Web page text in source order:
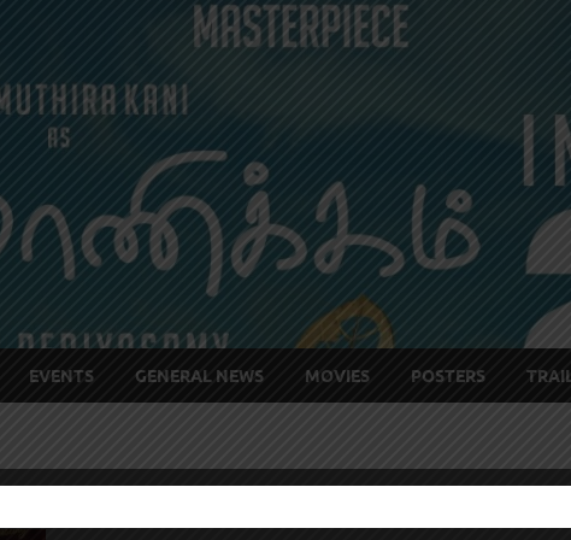
EVENTS GENERAL NEWS MOVIES POSTERS